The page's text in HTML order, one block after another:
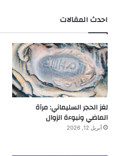
احدث المقالات
لغز الحجر السليماني: مرآة
الماضي ونبوءة الزوال
أبريل 12, 2026